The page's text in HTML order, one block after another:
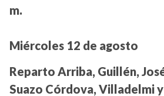
m.
Miércoles 12 de agosto
Reparto Arriba, Guillén,
Suazo Córdova, Villadelmi